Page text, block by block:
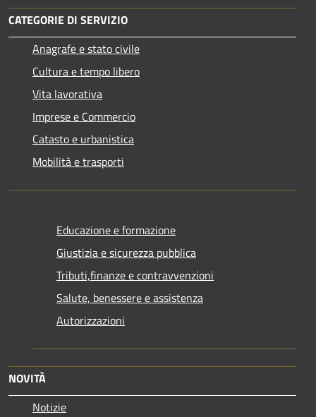
CATEGORIE DI SERVIZIO
Anagrafe e stato civile
Cultura e tempo libero
Vita lavorativa
Imprese e Commercio
Catasto e urbanistica
Mobilità e trasporti
Educazione e formazione
Giustizia e sicurezza pubblica
Tributi,finanze e contravvenzioni
Salute, benessere e assistenza
Autorizzazioni
NOVITÀ
Notizie